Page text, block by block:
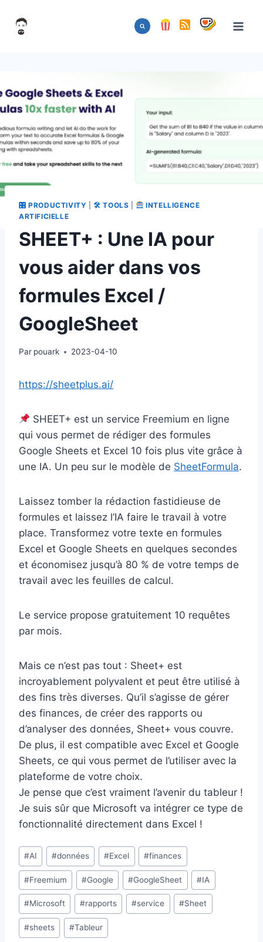
🎛 PRODUCTIVITY 🛠 TOOLS
INTELLIGENCE
ARTIFICIELLE
SHEET+ : Une IA pour
vous aider dans vos
formules Excel /
GoogleSheet
Par pouark 2023-04-10
https://sheetplus.ai/
SHEET+ est un service Freemium en ligne
qui vous permet de rédiger des formules
Google Sheets et Excel 10 fois plus vite grâce à
une IA. Un peu sur le modèle de SheetFormula.
Laissez tomber la rédaction fastidieuse de
formules et laissez l’IA faire le travail à votre
place. Transformez votre texte en formules
Excel et Google Sheets en quelques secondes
et économisez jusqu’à 80 % de votre temps de
travail avec les feuilles de calcul.
Le service propose gratuitement 10 requêtes
par mois.
Mais ce n’est pas tout : Sheet+ est
incroyablement polyvalent et peut être utilisé à
des fins très diverses. Qu’il s’agisse de gérer
des finances, de créer des rapports ou
d’analyser des données, Sheet+ vous couvre.
De plus, il est compatible avec Excel et Google
Sheets, ce qui vous permet de l’utiliser avec la
plateforme de votre choix.
Je pense que c’est vraiment l’avenir du tableur !
Je suis sûr que Microsoft va intégrer ce type de
fonctionnalité directement dans Excel !
Étiquettes
de
la
publication :
#AI #données #Excel #finances
#Freemium #Google #GoogleSheet #IA
#Microsoft #rapports #service #Sheet
#sheets #Tableur